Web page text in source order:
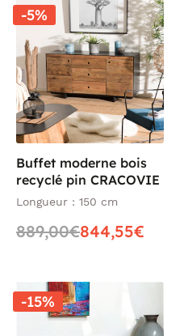
-5%
Buffet moderne bois
recyclé pin CRACOVIE
Longueur : 150 cm
889,00€844,55€
-15%